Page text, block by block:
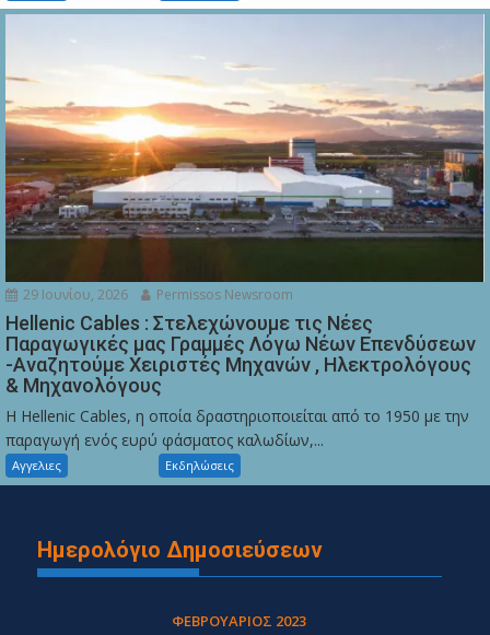
29 Ιουνίου, 2026 Permissos Newsroom
Hellenic Cables : Στελεχώνουμε τις Νέες
Παραγωγικές μας Γραμμές Λόγω Νέων Επενδύσεων
-Αναζητούμε Χειριστές Μηχανών , Ηλεκτρολόγους
& Μηχανολόγους
Η Hellenic Cables, η οποία δραστηριοποιείται από το 1950 με την
παραγωγή ενός ευρύ φάσματος καλωδίων,...
Αγγελιες Εκδηλώσεις
Ημερολόγιο Δημοσιεύσεων
ΦΕΒΡΟΥΆΡΙΟΣ 2023